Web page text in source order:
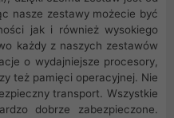
nasze zestawy możecie być
jak i również wysokiego
każdy z naszych zestawów
o wydajniejsze procesory,
też pamięci operacyjnej. Nie
transport. Wszystkie
dobrze zabezpieczone.